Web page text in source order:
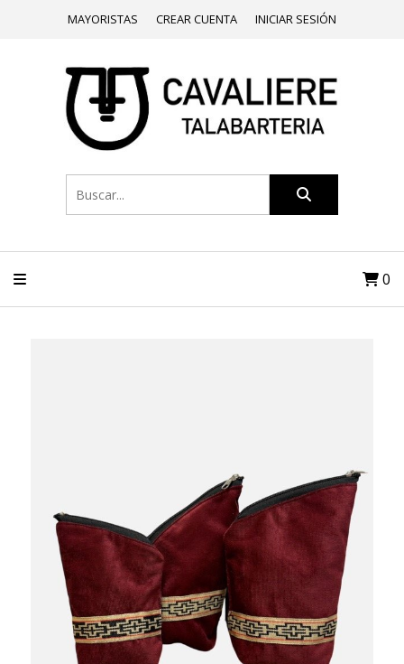
MAYORISTAS CREAR CUENTA INICIAR SESIÓN
0